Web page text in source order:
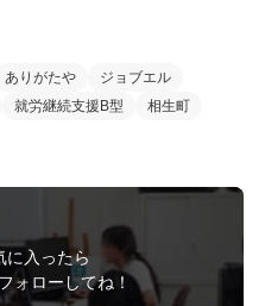
ありがたや
ジョブエル
就労継続支援B型
相生町
に入ったら
ォローしてね！